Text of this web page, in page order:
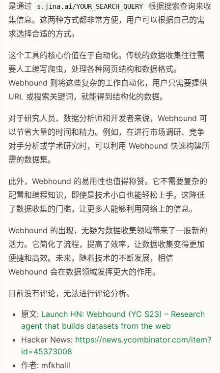
是通过
s.jina.ai/YOUR_SEARCH_QUERY
根据搜索查询来收
集信息。这两种方式都非常方便，用户可以根据自己的需
求选择合适的方式。
这个工具的核心价值在于自动化。传统的数据收集往往需
要人工编写爬虫，处理各种网页结构和数据格式。
Webhound 则将这些复杂的工作自动化，用户只需要提供
URL 或搜索关键词，就能得到结构化的数据。
对于研究人员、数据分析师和开发者来说，Webhound 可
以节省大量的时间和精力。例如，在进行市场调研、竞争
对手分析或学术研究时，可以利用 Webhound 快速构建所
需的数据集。
此外，Webhound 的易用性也值得称赞。它不需要复杂的
配置和编程知识，即使是技术小白也能轻松上手。这降低
了数据收集的门槛，让更多人能够利用网络上的信息。
Webhound 的出现，无疑为数据收集领域带来了一股新的
活力。它简化了流程，提高了效率，让数据收集变得更加
便捷和高效。未来，随着技术的不断发展，相信
Webhound 会在数据领域发挥更大的作用。
目前没有评论，无法进行评论分析。
原文: Launch HN: Webhound (YC S23) – Research
agent that builds datasets from the web
Hacker News: https://news.ycombinator.com/item?
id=45373008
作者: mfkhalil